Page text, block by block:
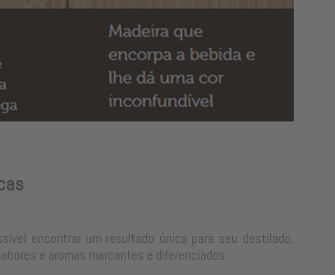
encontrar um resultado único para seu destilado.
e aromas marcantes e diferenciados.